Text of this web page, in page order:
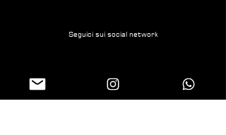
Seguici sui social network